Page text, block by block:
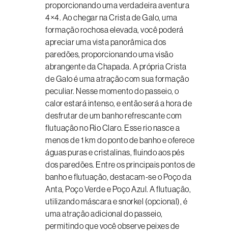
proporcionando uma verdadeira aventura
4×4. Ao chegar na Crista de Galo, uma
formação rochosa elevada, você poderá
apreciar uma vista panorâmica dos
paredões, proporcionando uma visão
abrangente da Chapada. A própria Crista
de Galo é uma atração com sua formação
peculiar. Nesse momento do passeio, o
calor estará intenso, e então será a hora de
desfrutar de um banho refrescante com
flutuação no Rio Claro. Esse rio nasce a
menos de 1 km do ponto de banho e oferece
águas puras e cristalinas, fluindo aos pés
dos paredões. Entre os principais pontos de
banho e flutuação, destacam-se o Poço da
Anta, Poço Verde e Poço Azul. A flutuação,
utilizando máscara e snorkel (opcional), é
uma atração adicional do passeio,
permitindo que você observe peixes de